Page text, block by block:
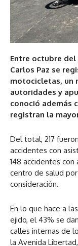
Entre octubre del
Carlos Paz se
motocicletas, un
autoridades y
conoció además
registran la
Del total, 217
accidentes con
148 accidentes
centro de salud
consideración.
En lo que hace a
ejido, el 43% se
calles internas de
la Avenida